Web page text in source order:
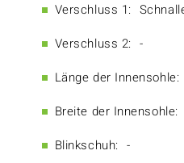
Verschluss 1:
Verschluss 2: -
Länge der Innensohle:
Breite der Innensohle:
Blinkschuh: -